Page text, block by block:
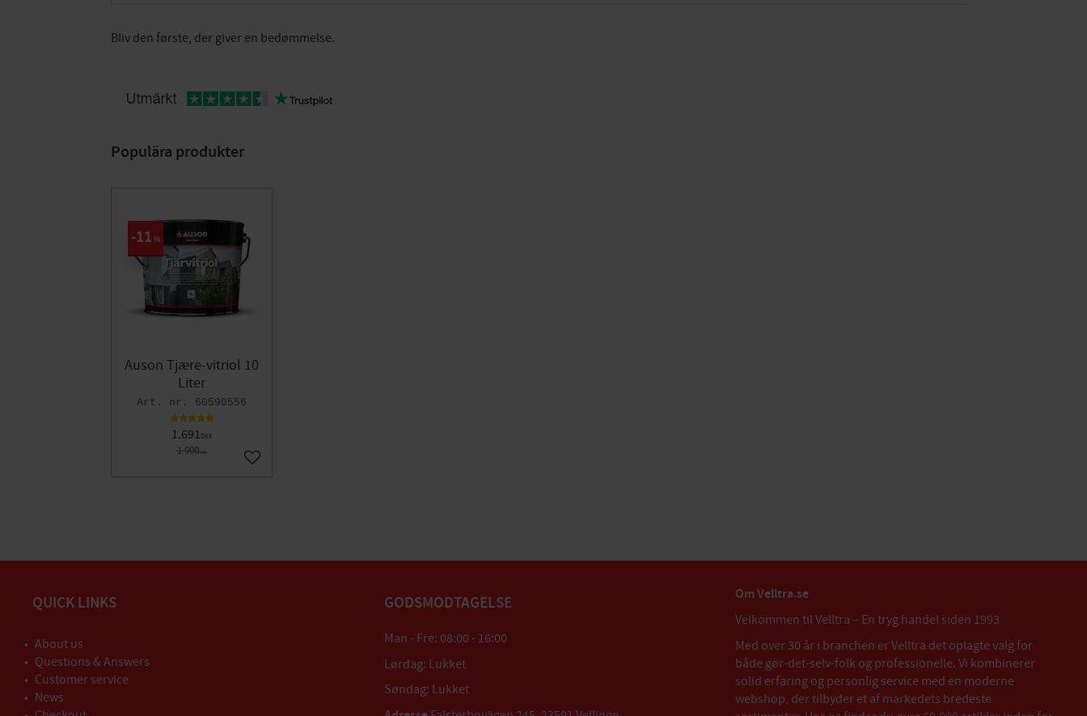
Bliv den første, der giver en bedømmelse.
Populära produkter
Auson Tjære-vitriol 10
Liter
60590556
1.691DKK
1.900DKK
11 %
Gem som favorit
QUICK LINKS
About us
Questions & Answers
Customer service
News
GODSMODTAGELSE
Man - Fre: 08:00 - 16:00
Lørdag: Lukket
Søndag: Lukket
Om Velltra.se
Velkommen til Velltra – En tryg handel siden 1993
Med over 30 år i branchen er Velltra det oplagte valg for
både gør-det-selv-folk og professionelle. Vi kombinerer
solid erfaring og personlig service med en moderne
webshop, der tilbyder et af markedets bredeste